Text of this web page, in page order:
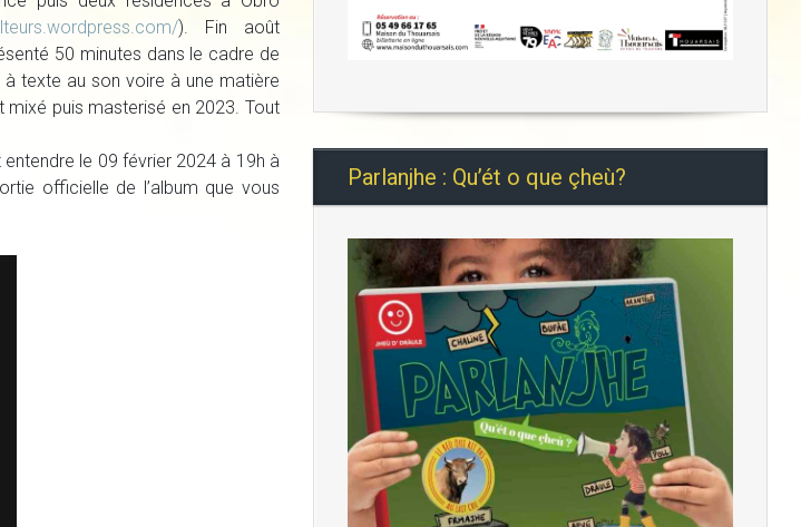
). Fin août
50 minutes dans le cadre de
à texte au son voire à une matière
puis masterisé en 2023. Tout
le 09 février 2024 à 19h à
officielle de l’album que vous
Parlanjhe : Qu’ét o que çheù?